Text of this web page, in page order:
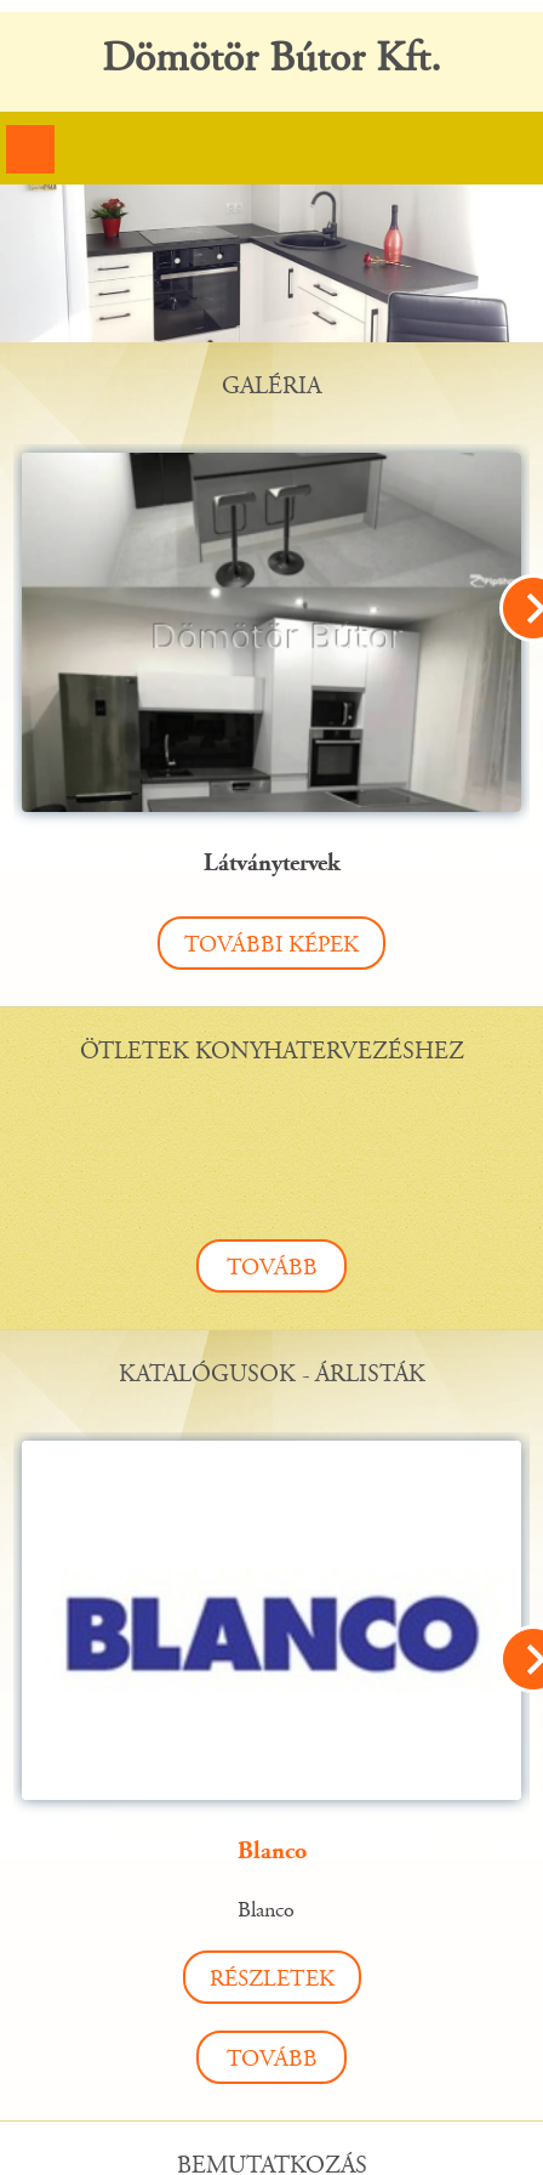
Dömötör Bútor Kft.
GALÉRIA
Látványtervek
TOVÁBBI KÉPEK
ÖTLETEK KONYHATERVEZÉSHEZ
TOVÁBB
KATALÓGUSOK - ÁRLISTÁK
Blanco
Blanco
RÉSZLETEK
TOVÁBB
BEMUTATKOZÁS